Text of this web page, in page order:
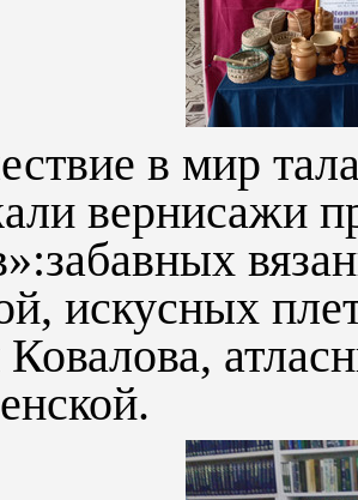
в мир
вернисажи
искусных